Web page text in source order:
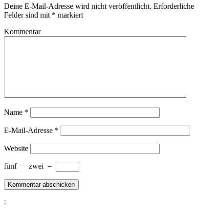
Deine E-Mail-Adresse wird nicht veröffentlicht. Erforderliche
Felder sind mit * markiert
Kommentar
Name *
E-Mail-Adresse *
Website
fünf − zwei =
: